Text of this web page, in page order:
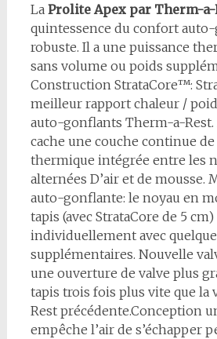
La Prolite Apex par Therm-a-
quintessence du confort
robuste. Il a une puissance
sans volume ou poids
Construction StrataCore™:
meilleur rapport chaleur /
auto-gonflants Therm-a-Rest.
cache une couche continue
thermique intégrée entre les
alternées D’air et de mousse.
auto-gonflante: le noyau en
tapis (avec StrataCore de 5
individuellement avec
supplémentaires. Nouvelle
une ouverture de valve plus
tapis trois fois plus vite que la
Rest précédente.Conception
empêche l’air de s’échapper